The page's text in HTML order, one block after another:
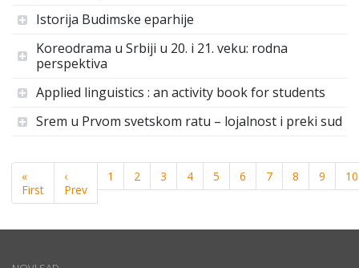
Istorija Budimske eparhije
Koreodrama u Srbiji u 20. i 21. veku: rodna
perspektiva
Applied linguistics : an activity book for students
Srem u Prvom svetskom ratu – lojalnost i preki sud
«
First
‹
Prev
1 2 3 4 5 6 7 8 9 10